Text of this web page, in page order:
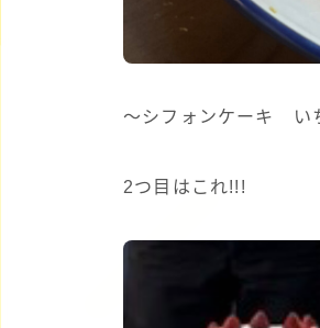
～シフォンケーキ い
2つ目はこれ!!!